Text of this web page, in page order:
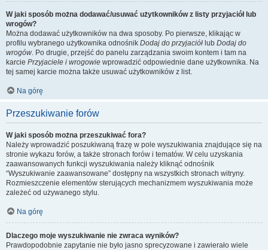
W jaki sposób można dodawać/usuwać użytkowników z listy przyjaciół lub
wrogów?
Można dodawać użytkowników na dwa sposoby. Po pierwsze, klikając w
profilu wybranego użytkownika odnośnik Dodaj do przyjaciół lub Dodaj do
wrogów. Po drugie, przejść do panelu zarządzania swoim kontem i tam na
karcie Przyjaciele i wrogowie wprowadzić odpowiednie dane użytkownika. Na
tej samej karcie można także usuwać użytkowników z list.
Na górę
Przeszukiwanie forów
W jaki sposób można przeszukiwać fora?
Należy wprowadzić poszukiwaną frazę w pole wyszukiwania znajdujące się na
stronie wykazu forów, a także stronach forów i tematów. W celu uzyskania
zaawansowanych funkcji wyszukiwania należy kliknąć odnośnik
“Wyszukiwanie zaawansowane” dostępny na wszystkich stronach witryny.
Rozmieszczenie elementów sterujących mechanizmem wyszukiwania może
zależeć od używanego stylu.
Na górę
Dlaczego moje wyszukiwanie nie zwraca wyników?
Prawdopodobnie zapytanie nie było jasno sprecyzowane i zawierało wiele